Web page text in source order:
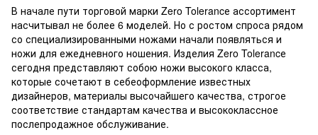
В начале пути торговой марки Zero Tolerancе ассортимент
насчитывал не более 6 моделей. Но с ростом спроса рядом
со специализированными ножами начали появляться и
ножи для ежедневного ношения. Изделия Zero Tolerancе
сегодня представляют собою ножи высокого класса,
которые сочетают в себеоформление известных
дизайнеров, материалы высочайшего качества, строгое
соответствие стандартам качества и высококлассное
послепродажное обслуживание.